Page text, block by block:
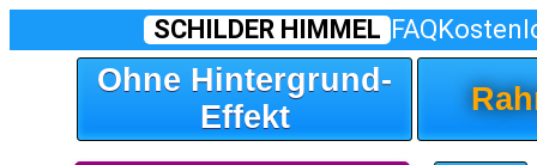
SCHILDER HIMMEL FAQ
Ohne Hintergrund-
Effekt